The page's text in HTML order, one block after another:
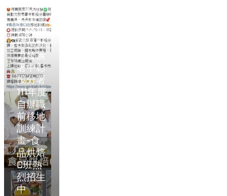
『政府
委訓』
～勞動
部勞動
力發展
署中彰
投分署
111年度
自辦職
前移地
訓練計
畫-食
品烘焙
C班熱
烈招生
中